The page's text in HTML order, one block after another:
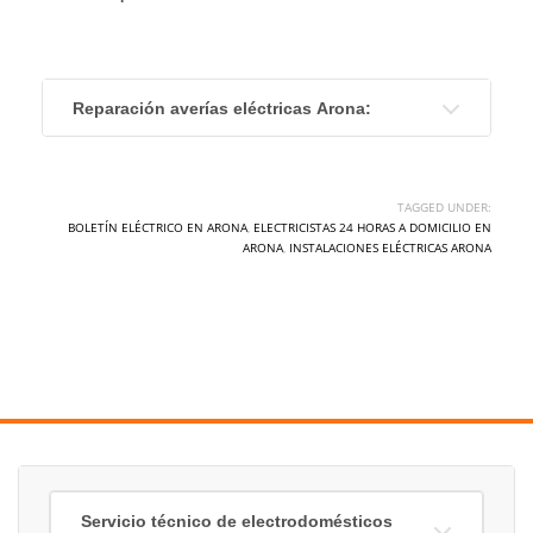
Reparación averías eléctricas Arona:
TAGGED UNDER:
BOLETÍN ELÉCTRICO EN ARONA, ELECTRICISTAS 24 HORAS A DOMICILIO EN
ARONA, INSTALACIONES ELÉCTRICAS ARONA
Servicio técnico de electrodomésticos